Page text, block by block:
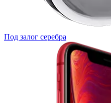
Под залог серебра